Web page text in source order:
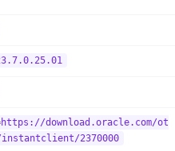
download.oracle.com/ot
2370000